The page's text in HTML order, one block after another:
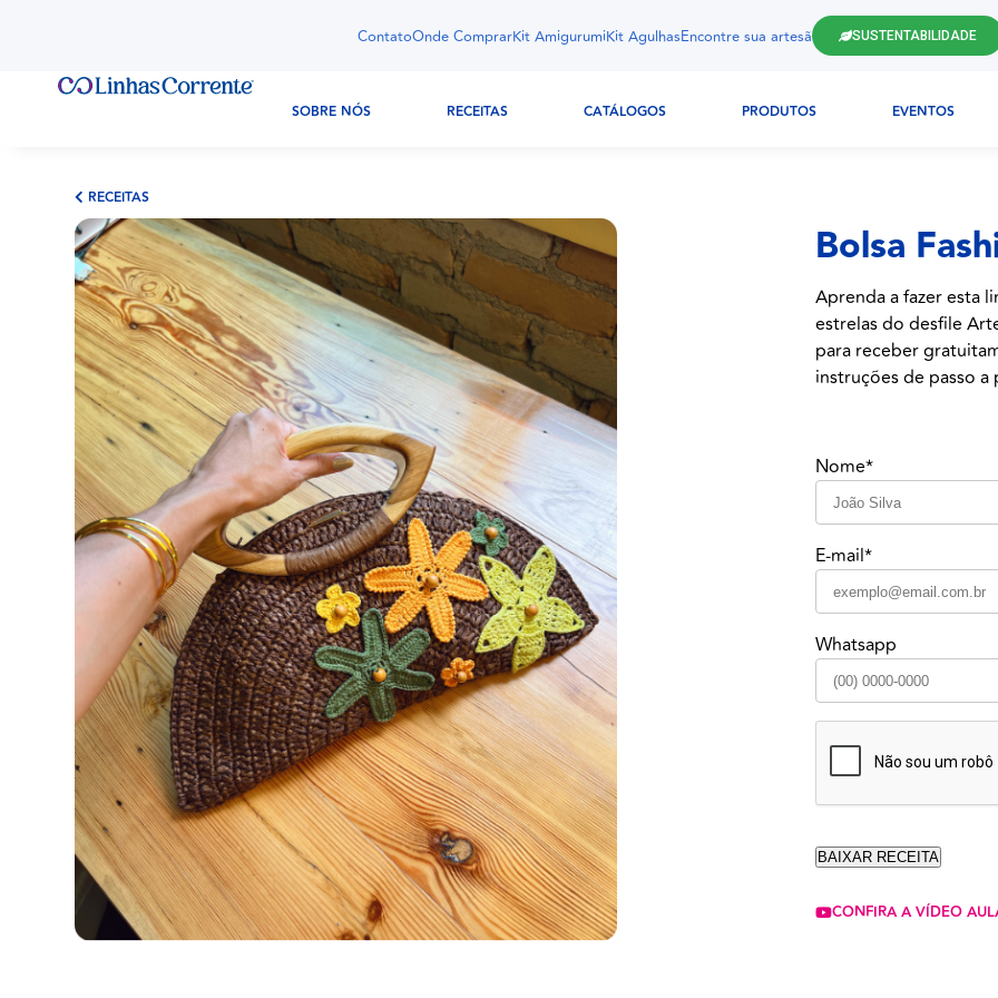
ContatoOnde ComprarKit AmigurumiKit AgulhasEncontre sua artesã SUSTENTABILIDADE
SOBRE NÓS RECEITAS CATÁLOGOS PRODUTOS EVENTOS
RECEITAS
Bolsa
Aprenda a fazer esta
estrelas do desfile
para receber
instruções de passo a
Nome*
E-mail*
Whatsapp
CONFIRA A VÍDEO